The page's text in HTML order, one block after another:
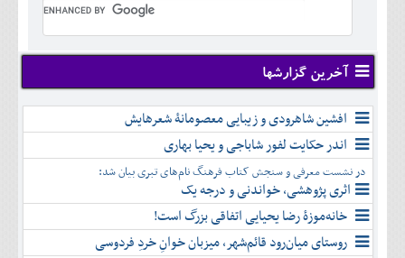
دی
بهمن
اسفند
آبان
آذر
دی
بهمن
اسفند
شهريور
مهر
آبان
آذر
دی
بهمن
اسفند
تير
مرداد
شهريور
مهر
آبان
آذر
دی
بهمن
اسفند
آخرین گزارشها
افشین شاهرودی و زیبایی معصومانۀ شعرهایش
اندر حکایت لفور شاباجی و یحیا بهاری
در نشست معرفی و سنجش کتاب فرهنگ نام‌های تبری بیان شد:
اثری پژوهشی، خواندنی و درجه یک
خانه‌موزۀ رضا یحیایی اتفاقی بزرگ است!
روستای میان‌رود قائم‌شهر، میزبان خوانِ خردِ فردوسی